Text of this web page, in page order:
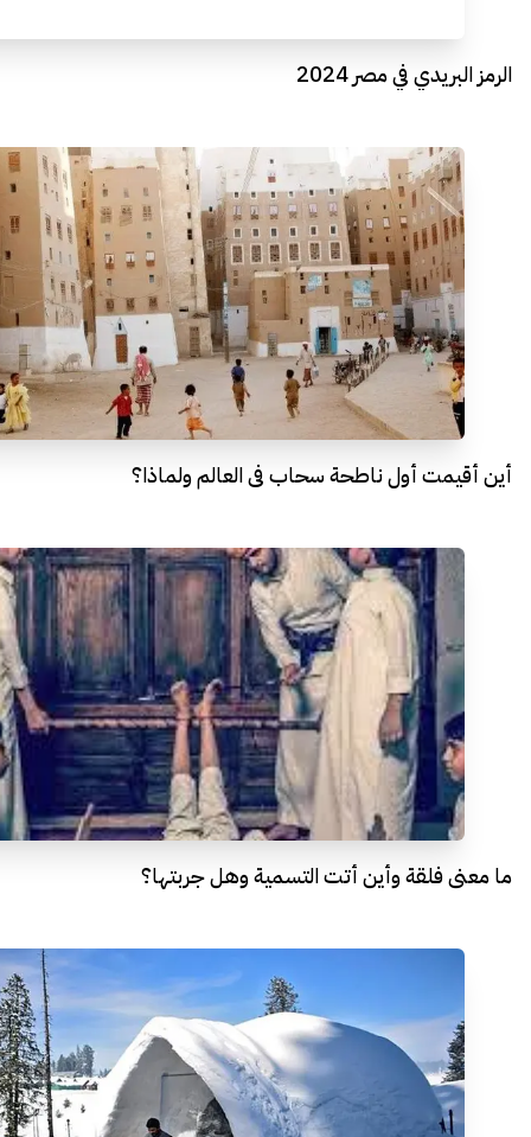
الرمز البريدي في مصر 2024
أين أقيمت أول ناطحة سحاب فى العالم ولماذا؟
ما معنى فلقة وأين أتت التسمية وهل جربتها؟